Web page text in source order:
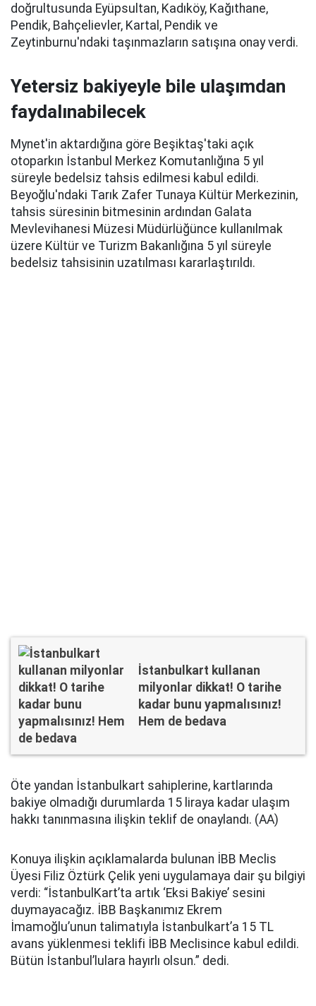
doğrultusunda Eyüpsultan, Kadıköy, Kağıthane,
Pendik, Bahçelievler, Kartal, Pendik ve
Zeytinburnu'ndaki taşınmazların satışına onay verdi.
Yetersiz bakiyeyle bile ulaşımdan
faydalınabilecek
Mynet'in aktardığına göre Beşiktaş'taki açık
otoparkın İstanbul Merkez Komutanlığına 5 yıl
süreyle bedelsiz tahsis edilmesi kabul edildi.
Beyoğlu'ndaki Tarık Zafer Tunaya Kültür Merkezinin,
tahsis süresinin bitmesinin ardından Galata
Mevlevihanesi Müzesi Müdürlüğünce kullanılmak
üzere Kültür ve Turizm Bakanlığına 5 yıl süreyle
bedelsiz tahsisinin uzatılması kararlaştırıldı.
İstanbulkart kullanan
milyonlar dikkat! O tarihe
kadar bunu yapmalısınız!
Hem de bedava
Öte yandan İstanbulkart sahiplerine, kartlarında
bakiye olmadığı durumlarda 15 liraya kadar ulaşım
hakkı tanınmasına ilişkin teklif de onaylandı. (AA)
Konuya ilişkin açıklamalarda bulunan İBB Meclis
Üyesi Filiz Öztürk Çelik yeni uygulamaya dair şu bilgiyi
verdi: “İstanbulKart’ta artık ‘Eksi Bakiye’ sesini
duymayacağız. İBB Başkanımız Ekrem
İmamoğlu’unun talimatıyla İstanbulkart’a 15 TL
avans yüklenmesi teklifi İBB Meclisince kabul edildi.
Bütün İstanbul’lulara hayırlı olsun.” dedi.